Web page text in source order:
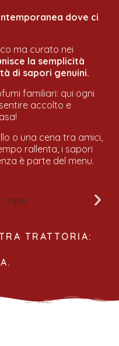
dove ci
ma curato nei
la semplicità
di sapori genuini.
familiari: qui ogni
accolto e
o una cena tra amici,
rallenta, i sapori
è parte del menu.
TRATTORIA: